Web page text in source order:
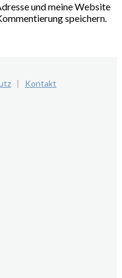
und meine Website
speichern.
| Kontakt